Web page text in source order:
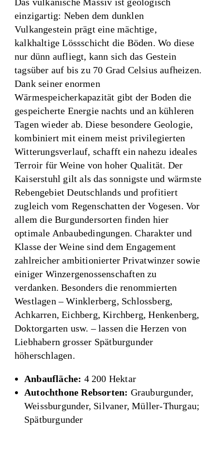
einzigartig: Neben dem dunklen
Vulkangestein prägt eine mächtige,
kalkhaltige Lössschicht die Böden. Wo diese
nur dünn aufliegt, kann sich das Gestein
tagsüber auf bis zu 70 Grad Celsius aufheizen.
Dank seiner enormen
Wärmespeicherkapazität gibt der Boden die
gespeicherte Energie nachts und an kühleren
Tagen wieder ab. Diese besondere Geologie,
kombiniert mit einem meist privilegierten
Witterungsverlauf, schafft ein nahezu ideales
Terroir für Weine von hoher Qualität. Der
Kaiserstuhl gilt als das sonnigste und wärmste
Rebengebiet Deutschlands und profitiert
zugleich vom Regenschatten derVogesen. Vor
allem die Burgundersorten finden hier
optimale Anbaubedingungen. Charakter und
Klasse der Weine sind dem Engagement
zahlreicher ambitionierter Privatwinzer sowie
einiger Winzergenossenschaften zu
verdanken. Besonders die renommierten
Westlagen – Winklerberg, Schlossberg,
Achkarren, Eichberg, Kirchberg, Henkenberg,
Doktorgarten usw. – lassen die Herzen von
Liebhabern grosser Spätburgunder
höherschlagen.
Anbaufläche: 4 200 Hektar
Autochthone Rebsorten: Grauburgunder,
Weissburgunder, Silvaner, Müller-Thurgau;
Spätburgunder